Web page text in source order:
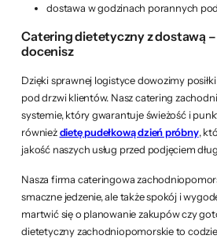
dostawa w godzinach porannych
Catering dietetyczny z dostawą
docenisz
Dzięki sprawnej logistyce dowozimy
pod drzwi klientów. Nasz catering
systemie, który gwarantuje świeżość i
równieżdietę pudełkową dzień próbny,
jakość naszych usług przed podjęciem
Nasza firma cateringowa
smaczne jedzenie, ale także spokój i
martwić się o planowanie zakupów czy
dietetyczny zachodniopomorskie to